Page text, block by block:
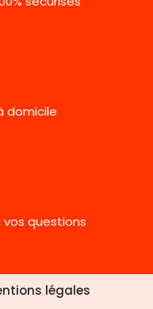
domicile
questions
légales